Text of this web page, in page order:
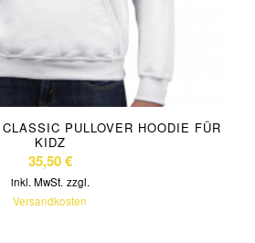
PULLOVER HOODIE FÜR
KIDZ
35,50€
inkl. MwSt. zzgl.
Versandkosten